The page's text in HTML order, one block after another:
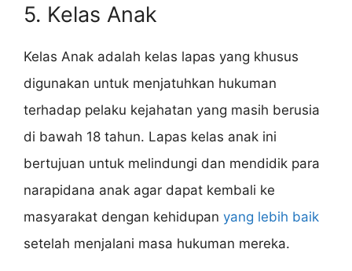
5. Kelas Anak
Kelas Anak adalah kelas lapas yang khusus
digunakan untuk menjatuhkan hukuman
terhadap pelaku kejahatan yang masih berusia
di bawah 18 tahun. Lapas kelas anak ini
bertujuan untuk melindungi dan mendidik para
narapidana anak agar dapat kembali ke
masyarakat dengan kehidupan yang lebih baik
setelah menjalani masa hukuman mereka.